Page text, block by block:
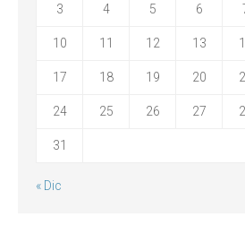
3 4 5 6
10 11 12 13
17 18 19 20
24 25 26 27
31
« Dic